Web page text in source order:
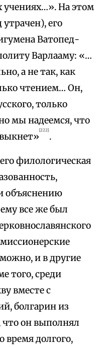
учениях…». На этом
его
Ватопед-
Варлааму: «…
а не так, как
чтением… Он,
только
мы надеемся, что
{222}
.
филологическая
объяснению
все же был
и в другие
того, среди
вместе с
болгарин из
что он выполнял
время долгого,